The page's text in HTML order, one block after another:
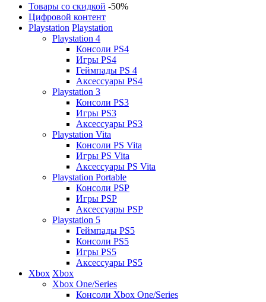
Товары со скидкой -50%
Цифровой контент
Playstation Playstation
Playstation 4
Консоли PS4
Игры PS4
Геймпады PS 4
Аксессуары PS4
Playstation 3
Консоли PS3
Игры PS3
Аксессуары PS3
Playstation Vita
Консоли PS Vita
Игры PS Vita
Аксессуары PS Vita
Playstation Portable
Консоли PSP
Игры PSP
Аксессуары PSP
Playstation 5
Геймпады PS5
Консоли PS5
Игры PS5
Аксессуары PS5
Xbox Xbox
Xbox One/Series
Консоли Xbox One/Series